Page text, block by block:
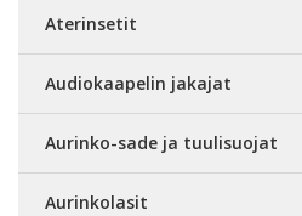
Aterinsetit
Audiokaapelin jakajat
Aurinko-sade ja tuulisuojat
Aurinkolasit